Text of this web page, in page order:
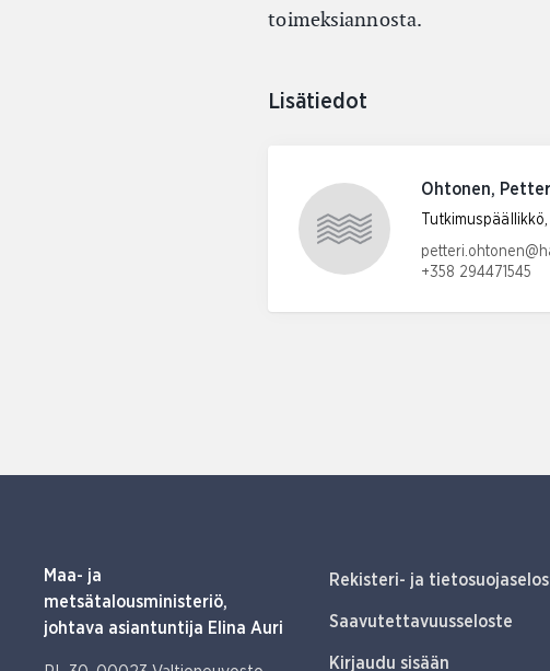
toimeksiannosta.
Lisätiedot
Ohtonen,
Puhelinnumero:
+358 294471545
Maa- ja
metsätalousministeriö,
johtava asiantuntija Elina Auri
Rekisteri- ja
Saavutettavuusseloste
Kirjaudu sisään